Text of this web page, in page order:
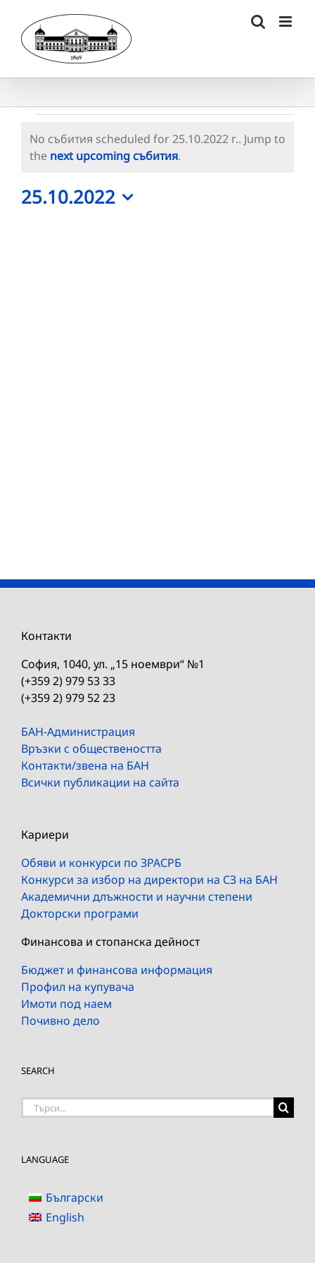
content
Събития
for
25.10.2022
г.
Notice
No събития scheduled for 25.10.2022 г.. Jump to
the next upcoming събития.
25.10.2022
Контакти
София, 1040, ул. „15 ноември“ №1
(+359 2) 979 53 33
(+359 2) 979 52 23
БАН-Администрация
Връзки с обществеността
Контакти/звена на БАН
Всички публикации на сайта
Кариери
Обяви и конкурси по ЗРАСРБ
Конкурси за избор на директори на СЗ на БАН
Академични длъжности и научни степени
Докторски програми
Финансова и стопанска дейност
Бюджет и финансова информация
Профил на купувача
Имоти под наем
Почивно дело
SEARCH
Търсене
LANGUAGE
Български
English